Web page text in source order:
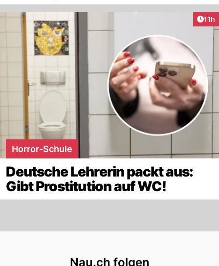
11h
Horror-Schule
Deutsche Lehrerin packt aus:
Gibt Prostitution auf WC!
Nau.ch folgen